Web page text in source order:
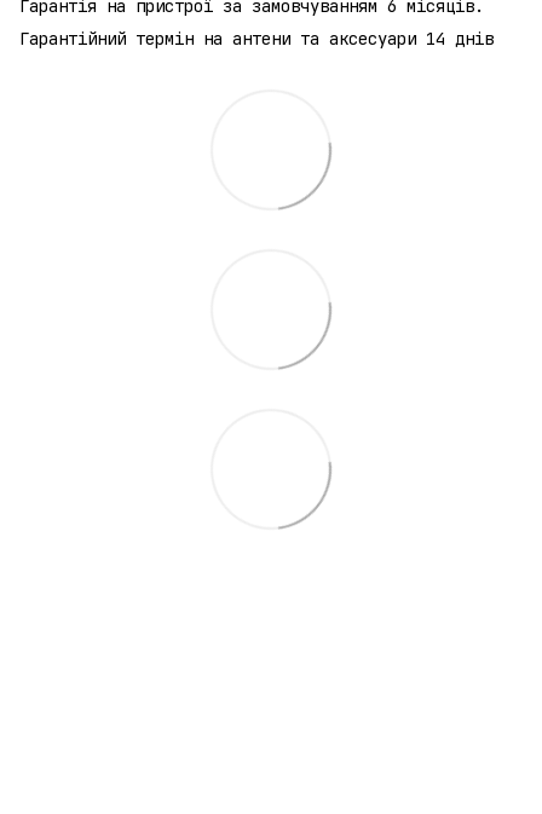
Гарантія на пристрої за замовчуванням 6 місяців.
Гарантійний термін на антени та аксесуари 14 днів